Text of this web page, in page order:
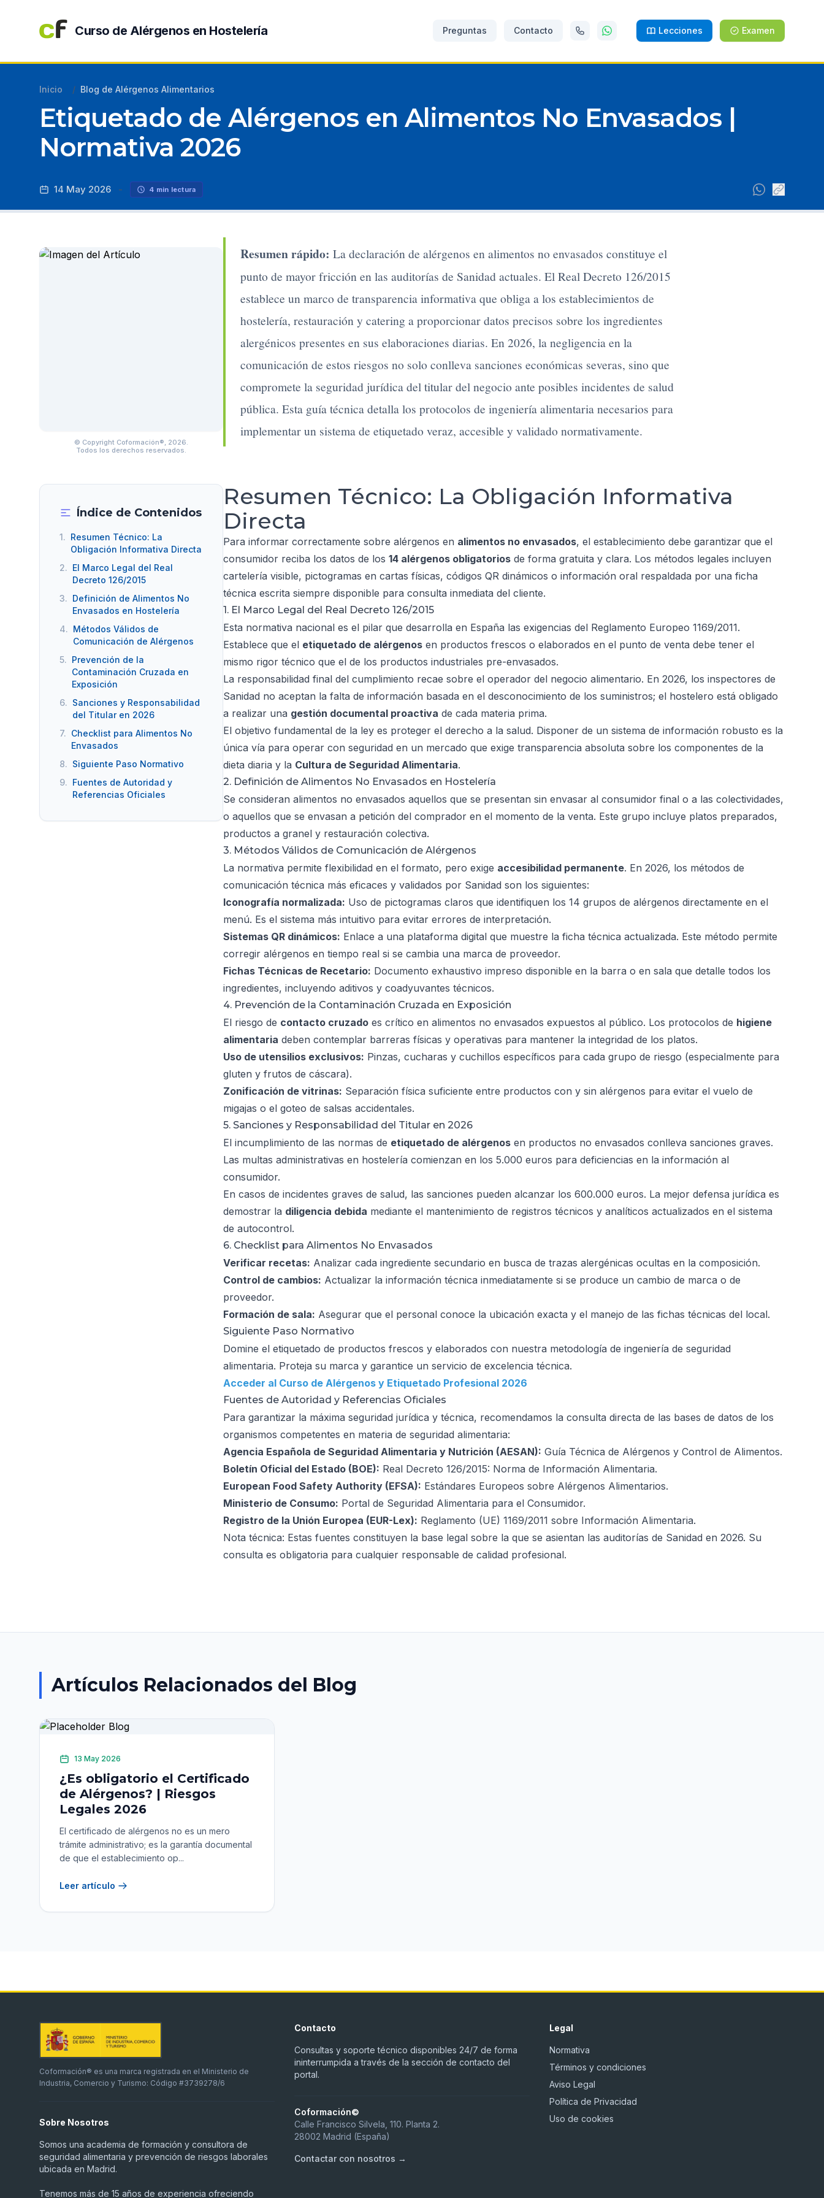
Curso de Alérgenos en Hostelería Preguntas Contacto Lecciones Examen
Inicio / Blog de Alérgenos Alimentarios
Etiquetado de Alérgenos en Alimentos No Envasados |
Normativa 2026
14 May 2026 - 4 min lectura
© Copyright Coformación®, 2026.
Todos los derechos reservados.
Resumen rápido: La declaración de alérgenos en alimentos no envasados constituye el
punto de mayor fricción en las auditorías de Sanidad actuales. El Real Decreto 126/2015
establece un marco de transparencia informativa que obliga a los establecimientos de
hostelería, restauración y catering a proporcionar datos precisos sobre los ingredientes
alergénicos presentes en sus elaboraciones diarias. En 2026, la negligencia en la
comunicación de estos riesgos no solo conlleva sanciones económicas severas, sino que
compromete la seguridad jurídica del titular del negocio ante posibles incidentes de salud
pública. Esta guía técnica detalla los protocolos de ingeniería alimentaria necesarios para
implementar un sistema de etiquetado veraz, accesible y validado normativamente.
Índice de Contenidos
1. Resumen Técnico: La
Obligación Informativa Directa
2. El Marco Legal del Real
Decreto 126/2015
3. Definición de Alimentos No
Envasados en Hostelería
4. Métodos Válidos de
Comunicación de Alérgenos
5. Prevención de la
Contaminación Cruzada en
Exposición
6. Sanciones y Responsabilidad
del Titular en 2026
7. Checklist para Alimentos No
Envasados
8. Siguiente Paso Normativo
9. Fuentes de Autoridad y
Referencias Oficiales
Resumen Técnico: La Obligación Informativa
Directa
Para informar correctamente sobre alérgenos en alimentos no envasados, el establecimiento debe garantizar que el
consumidor reciba los datos de los 14 alérgenos obligatorios de forma gratuita y clara. Los métodos legales incluyen
cartelería visible, pictogramas en cartas físicas, códigos QR dinámicos o información oral respaldada por una ficha
técnica escrita siempre disponible para consulta inmediata del cliente.
1. El Marco Legal del Real Decreto 126/2015
Esta normativa nacional es el pilar que desarrolla en España las exigencias del Reglamento Europeo 1169/2011.
Establece que el etiquetado de alérgenos en productos frescos o elaborados en el punto de venta debe tener el
mismo rigor técnico que el de los productos industriales pre-envasados.
La responsabilidad final del cumplimiento recae sobre el operador del negocio alimentario. En 2026, los inspectores de
Sanidad no aceptan la falta de información basada en el desconocimiento de los suministros; el hostelero está obligado
a realizar una gestión documental proactiva de cada materia prima.
El objetivo fundamental de la ley es proteger el derecho a la salud. Disponer de un sistema de información robusto es la
única vía para operar con seguridad en un mercado que exige transparencia absoluta sobre los componentes de la
dieta diaria y la Cultura de Seguridad Alimentaria.
2. Definición de Alimentos No Envasados en Hostelería
Se consideran alimentos no envasados aquellos que se presentan sin envasar al consumidor final o a las colectividades,
o aquellos que se envasan a petición del comprador en el momento de la venta. Este grupo incluye platos preparados,
productos a granel y restauración colectiva.
3. Métodos Válidos de Comunicación de Alérgenos
La normativa permite flexibilidad en el formato, pero exige accesibilidad permanente. En 2026, los métodos de
comunicación técnica más eficaces y validados por Sanidad son los siguientes:
Iconografía normalizada: Uso de pictogramas claros que identifiquen los 14 grupos de alérgenos directamente en el
menú. Es el sistema más intuitivo para evitar errores de interpretación.
Sistemas QR dinámicos: Enlace a una plataforma digital que muestre la ficha técnica actualizada. Este método permite
corregir alérgenos en tiempo real si se cambia una marca de proveedor.
Fichas Técnicas de Recetario: Documento exhaustivo impreso disponible en la barra o en sala que detalle todos los
ingredientes, incluyendo aditivos y coadyuvantes técnicos.
4. Prevención de la Contaminación Cruzada en Exposición
El riesgo de contacto cruzado es crítico en alimentos no envasados expuestos al público. Los protocolos de higiene
alimentaria deben contemplar barreras físicas y operativas para mantener la integridad de los platos.
Uso de utensilios exclusivos: Pinzas, cucharas y cuchillos específicos para cada grupo de riesgo (especialmente para
gluten y frutos de cáscara).
Zonificación de vitrinas: Separación física suficiente entre productos con y sin alérgenos para evitar el vuelo de
migajas o el goteo de salsas accidentales.
5. Sanciones y Responsabilidad del Titular en 2026
El incumplimiento de las normas de etiquetado de alérgenos en productos no envasados conlleva sanciones graves.
Las multas administrativas en hostelería comienzan en los 5.000 euros para deficiencias en la información al
consumidor.
En casos de incidentes graves de salud, las sanciones pueden alcanzar los 600.000 euros. La mejor defensa jurídica es
demostrar la diligencia debida mediante el mantenimiento de registros técnicos y analíticos actualizados en el sistema
de autocontrol.
6. Checklist para Alimentos No Envasados
Verificar recetas: Analizar cada ingrediente secundario en busca de trazas alergénicas ocultas en la composición.
Control de cambios: Actualizar la información técnica inmediatamente si se produce un cambio de marca o de
proveedor.
Formación de sala: Asegurar que el personal conoce la ubicación exacta y el manejo de las fichas técnicas del local.
Siguiente Paso Normativo
Domine el etiquetado de productos frescos y elaborados con nuestra metodología de ingeniería de seguridad
alimentaria. Proteja su marca y garantice un servicio de excelencia técnica.
Acceder al Curso de Alérgenos y Etiquetado Profesional 2026
Fuentes de Autoridad y Referencias Oficiales
Para garantizar la máxima seguridad jurídica y técnica, recomendamos la consulta directa de las bases de datos de los
organismos competentes en materia de seguridad alimentaria:
Agencia Española de Seguridad Alimentaria y Nutrición (AESAN): Guía Técnica de Alérgenos y Control de Alimentos.
Boletín Oficial del Estado (BOE): Real Decreto 126/2015: Norma de Información Alimentaria.
European Food Safety Authority (EFSA): Estándares Europeos sobre Alérgenos Alimentarios.
Ministerio de Consumo: Portal de Seguridad Alimentaria para el Consumidor.
Registro de la Unión Europea (EUR-Lex): Reglamento (UE) 1169/2011 sobre Información Alimentaria.
Nota técnica: Estas fuentes constituyen la base legal sobre la que se asientan las auditorías de Sanidad en 2026. Su
consulta es obligatoria para cualquier responsable de calidad profesional.
Artículos Relacionados del Blog
13 May 2026
¿Es obligatorio el Certificado
de Alérgenos? | Riesgos
Legales 2026
El certificado de alérgenos no es un mero
trámite administrativo; es la garantía documental
de que el establecimiento op...
Leer artículo
Coformación® es una marca registrada en el Ministerio de
Industria, Comercio y Turismo: Código #3739278/6
Sobre Nosotros
Somos una academia de formación y consultora de
seguridad alimentaria y prevención de riesgos laborales
ubicada en Madrid.
Tenemos más de 15 años de experiencia ofreciendo
Contacto
Consultas y soporte técnico disponibles 24/7 de forma
ininterrumpida a través de la sección de contacto del
portal.
Coformación©
Calle Francisco Silvela, 110. Planta 2.
28002 Madrid (España)
Contactar con nosotros →
Legal
Normativa
Términos y condiciones
Aviso Legal
Política de Privacidad
Uso de cookies